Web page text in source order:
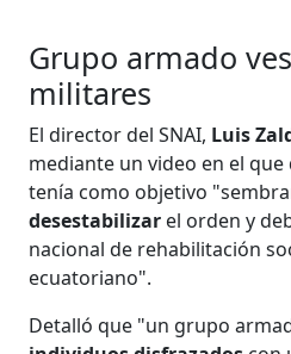
Grupo armado
militares
El director del SNAI, Luis
mediante un video en el
tenía como objetivo
desestabilizar el orden y
nacional de rehabilitación
ecuatoriano".
Detalló que "un grupo